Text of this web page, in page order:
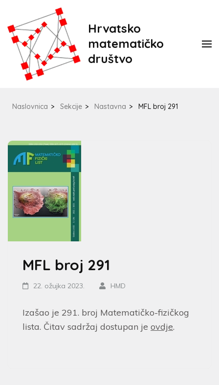
Hrvatsko
matematičko
društvo
Naslovnica > Sekcije > Nastavna > MFL broj 291
MFL broj 291
22. ožujka 2023. HMD
Izašao je 291. broj Matematičko-fizičkog
lista. Čitav sadržaj dostupan je ovdje.